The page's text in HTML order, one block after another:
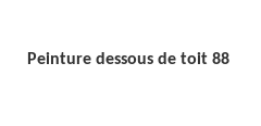
Peinture dessous de toit 88